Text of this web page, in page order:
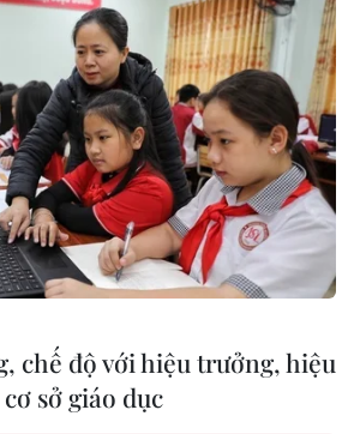
chế độ với hiệu trưởng, hiệu
sở giáo dục